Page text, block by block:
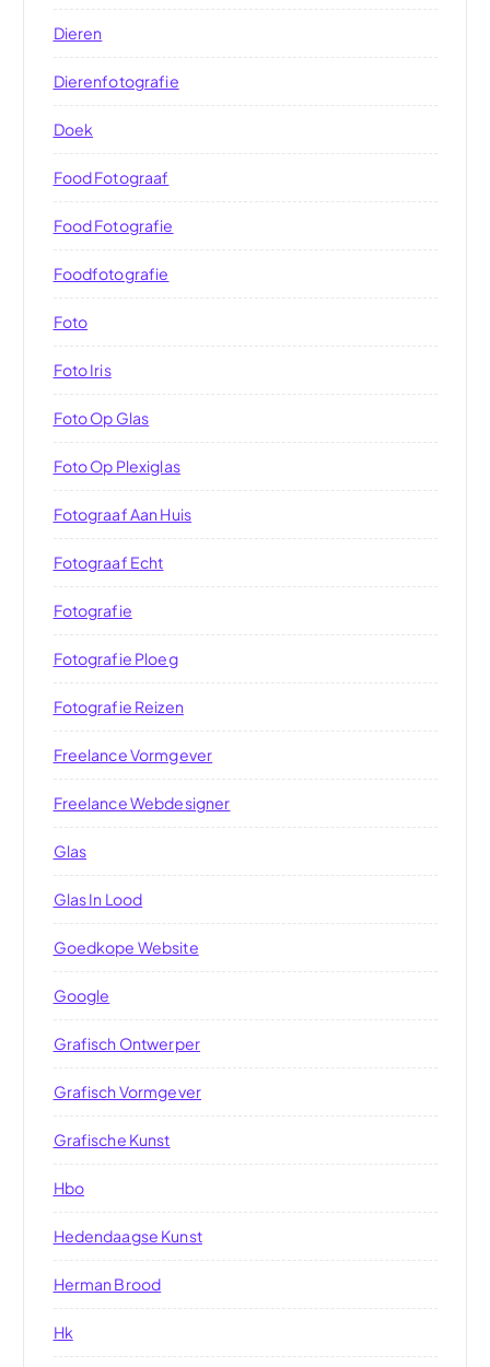
Dieren
Dierenfotografie
Doek
Food Fotograaf
Food Fotografie
Foodfotografie
Foto
Foto Iris
Foto Op Glas
Foto Op Plexiglas
Fotograaf Aan Huis
Fotograaf Echt
Fotografie
Fotografie Ploeg
Fotografie Reizen
Freelance Vormgever
Freelance Webdesigner
Glas
Glas In Lood
Goedkope Website
Google
Grafisch Ontwerper
Grafisch Vormgever
Grafische Kunst
Hbo
Hedendaagse Kunst
Herman Brood
Hk